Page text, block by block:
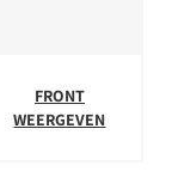
FRONT
WEERGEVEN